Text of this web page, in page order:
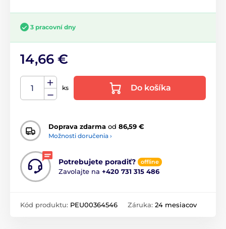
3 pracovní dny
14,66 €
ks Do košíka
Doprava zdarma od 86,59 €
Možnosti doručenia ›
Potrebujete poradiť? offline
Zavolajte na +420 731 315 486
Kód produktu: PEU00364546 Záruka: 24 mesiacov